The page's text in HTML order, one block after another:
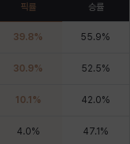
픽률 승률
39.8% 55.9%
30.9% 52.5%
10.1 % 42.0%
4.0% 47.1 %